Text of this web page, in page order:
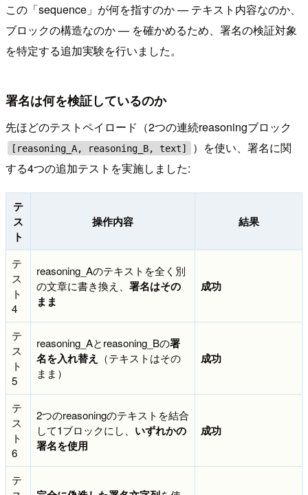
この「sequence」が何を指すのか — テキスト内容なのか、
ブロックの構造なのか — を確かめるため、署名の検証対象
を特定する追加実験を行いました。
署名は何を検証しているのか
先ほどのテストペイロード（2つの連続reasoningブロック
[reasoning_A, reasoning_B, text]
）を使い、署名に関
する4つの追加テストを実施しました:
テ
ス
ト
操作内容 結果
テ
ス
ト
4
reasoning_Aのテキストを全く別
の文章に書き換え、 署名はその
まま
成功
テ
ス
ト
5
reasoning_Aとreasoning_Bの署
名を入れ替え
（テキストはその
まま）
成功
テ
ス
ト
6
2つのreasoningのテキストを結合
して1ブロックにし、 いずれかの
署名を使用
成功
テ